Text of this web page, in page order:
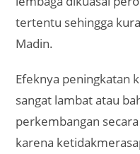
tertentu sehingga
Madin.
Efeknya peningkatan
sangat lambat atau
perkembangan
karena